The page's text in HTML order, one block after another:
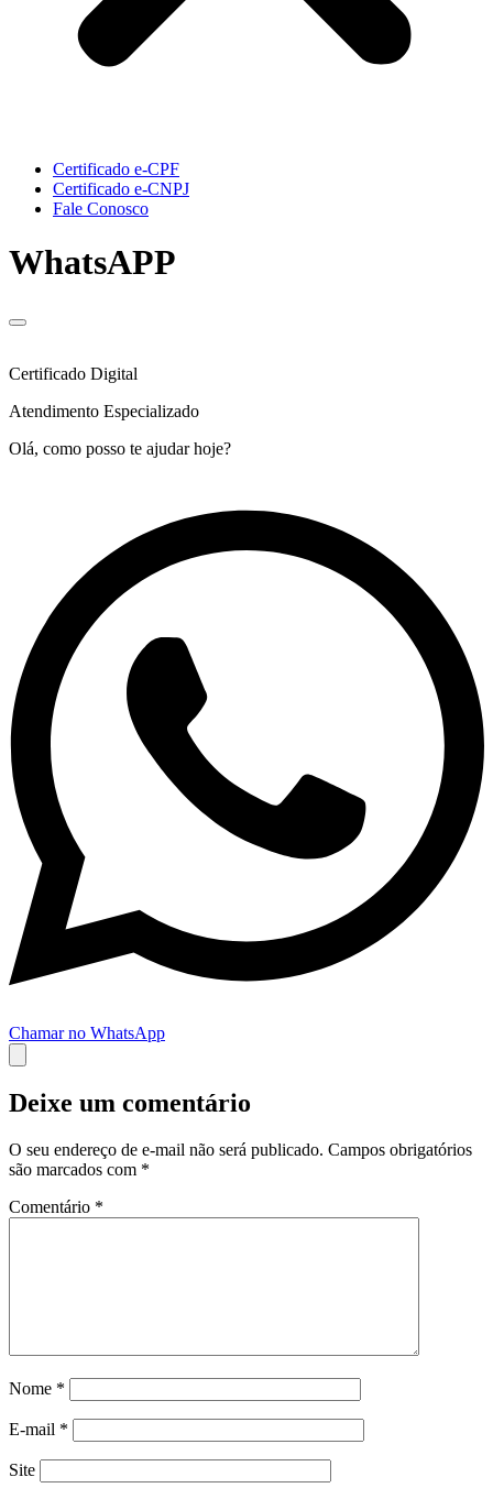
Certificado e-CPF
Certificado e-CNPJ
Fale Conosco
WhatsAPP
Certificado Digital
Atendimento Especializado
Olá, como posso te ajudar hoje?
Chamar no WhatsApp
Deixe um comentário
O seu endereço de e-mail não será publicado. Campos obrigatórios
são marcados com *
Comentário *
Nome *
E-mail *
Site